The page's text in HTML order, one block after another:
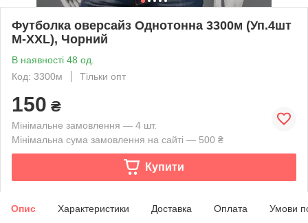
Футболка оверсайз Однотонна 3300м (Уп.4шт
M-XXL), Чорний
В наявності 48 од.
Код: 3300м
Тільки опт
150 ₴
Мінімальне замовлення — 4 шт.
Мінімальна сума замовлення на сайті — 500 ₴
Купити
Опис Характеристики Доставка Оплата Умови